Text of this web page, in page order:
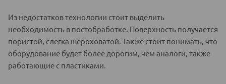
Из недостатков технологии стоит выделить
необходимость в постобработке. Поверхность получается
пористой, слегка шероховатой. Также стоит понимать, что
оборудование будет более дорогим, чем аналоги, также
работающие с пластиками.